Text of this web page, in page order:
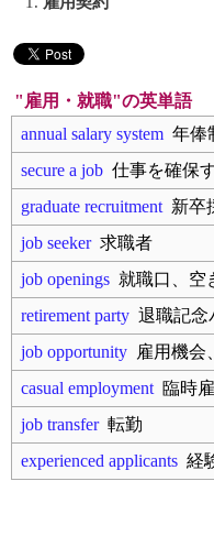
"雇用・就職"の英単語
annual salary system 年俸
secure a job 仕事を確保
graduate recruitment 新卒
job seeker求職者
job openings 就職口、空
retirement party 退職記念
job opportunity 雇用機会
casual employment 臨時
job transfer転勤
experienced applicants 経